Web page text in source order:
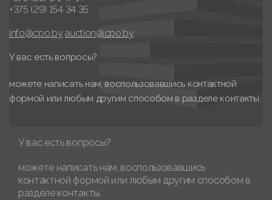
+375 (29) 154 34 35
info@cpo.by auction@cpo.by
У вас есть вопросы?
можете написать нам, воспользовавшись контактной
формой или любым другим способом в разделе контакты.
У вас есть вопросы?
можете написать нам, воспользовавшись
контактной формой или любым другим способом в
разделе контакты.